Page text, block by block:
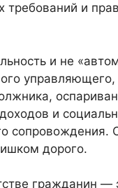
требований и
и не
и
сопровождения.
дорого.
гражданин —